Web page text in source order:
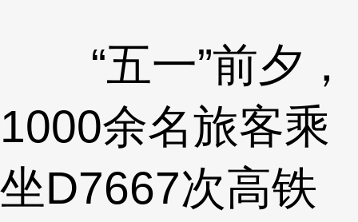
“五一”前夕，
1000余名旅客乘
坐D7667次高铁